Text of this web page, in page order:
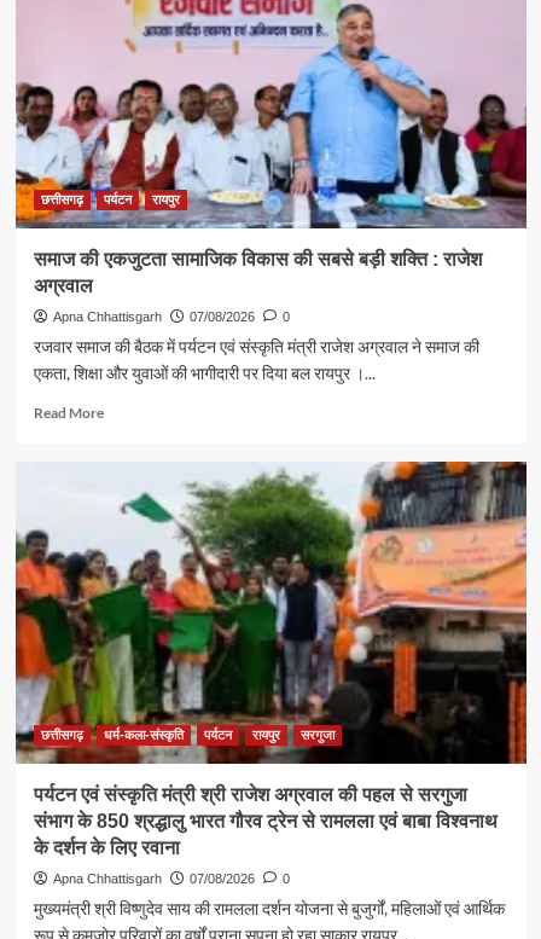
मंत्री
राजेश
अग्रवाल
दिया
स्वदेशी
अपनाने
का
संदेश
छत्तीसगढ़ पर्यटन रायपुर
समाज की एकजुटता सामाजिक विकास की सबसे बड़ी शक्ति : राजेश
अग्रवाल
Apna Chhattisgarh 07/08/2026 0
रजवार समाज की बैठक में पर्यटन एवं संस्कृति मंत्री राजेश अग्रवाल ने समाज की
एकता, शिक्षा और युवाओं की भागीदारी पर दिया बल रायपुर ।...
Read MoreRead
एकजुटता
सामाजिक
विकास
की
बड़ी
शक्ति
राजेश
अग्रवाल
छत्तीसगढ़ धर्म-कला-संस्कृति पर्यटन रायपुर सरगुजा
पर्यटन एवं संस्कृति मंत्री श्री राजेश अग्रवाल की पहल से सरगुजा
संभाग के 850 श्रद्धालु भारत गौरव ट्रेन से रामलला एवं बाबा विश्वनाथ
के दर्शन के लिए रवाना
Apna Chhattisgarh 07/08/2026 0
मुख्यमंत्री श्री विष्णुदेव साय की रामलला दर्शन योजना से बुजुर्गों, महिलाओं एवं आर्थिक
रूप से कमजोर परिवारों का वर्षों पुराना सपना हो रहा साकार रायपुर...